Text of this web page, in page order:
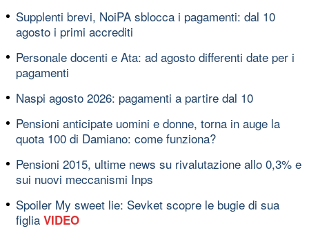
Supplenti brevi, NoiPA sblocca i pagamenti: dal 10
agosto i primi accrediti
Personale docenti e Ata: ad agosto differenti date per i
pagamenti
Naspi agosto 2026: pagamenti a partire dal 10
Pensioni anticipate uomini e donne, torna in auge la
quota 100 di Damiano: come funziona?
Pensioni 2015, ultime news su rivalutazione allo 0,3% e
sui nuovi meccanismi Inps
Spoiler My sweet lie: Sevket scopre le bugie di sua
figlia VIDEO